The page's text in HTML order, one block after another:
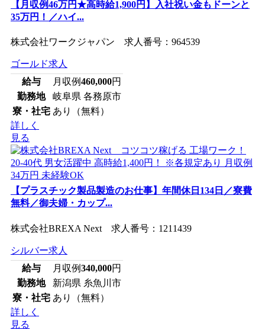
【月収例46万円★高時給1,900円】入社祝い金もドーンと
35万円！／ハイ...
株式会社ワークジャパン 求人番号：964539
ゴールド求人
給与
月収例460,000円
勤務地
岐阜県 各務原市
寮・社宅 あり（無料）
詳しく
見る
【プラスチック製品製造のお仕事】年間休日134日／寮費
無料／御夫婦・カップ...
株式会社BREXA Next 求人番号：1211439
シルバー求人
給与
月収例340,000円
勤務地
新潟県 糸魚川市
寮・社宅 あり（無料）
詳しく
見る